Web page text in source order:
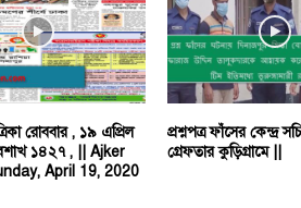
রোববার , ১৯ এপ্রিল
১৪২৭ , || Ajker
April 19, 2020
প্রশ্নপত্র ফাঁসের কেন্দ্র
গ্রেফতার কুড়িগ্রামে ||